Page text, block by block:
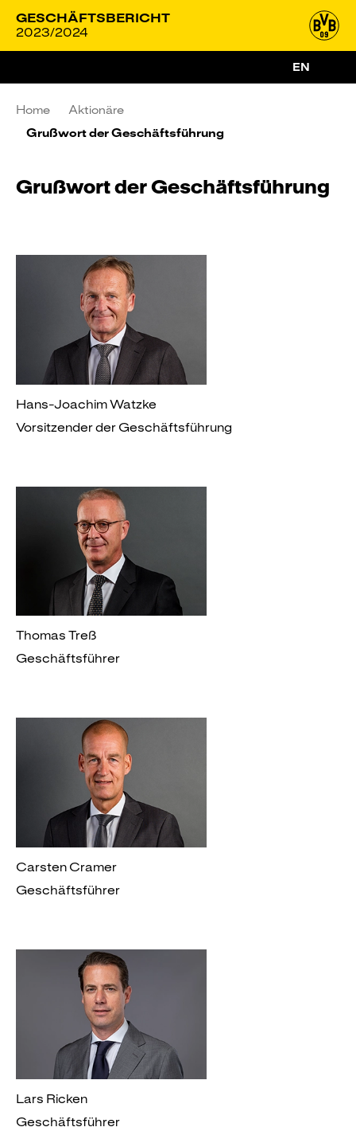
GESCHÄFTSBERICHT
2023/2024
EN
Home
Aktionäre
Grußwort der Geschäfts­führung
Grußwort der Geschäftsführung
Hans-Joachim Watzke
Vorsitzender der Geschäftsführung
Thomas Treß
Geschäftsführer
Carsten Cramer
Geschäftsführer
Lars Ricken
Geschäftsführer